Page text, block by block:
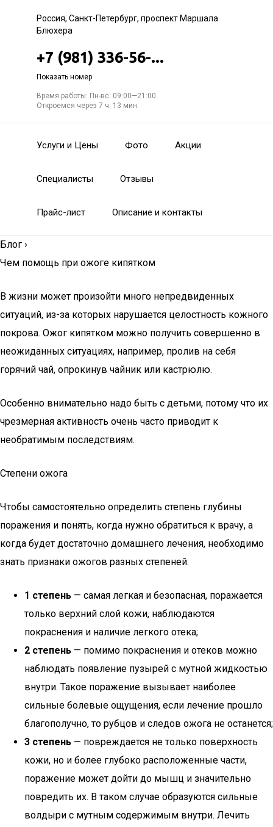
Россия, Санкт-Петербург, проспект Маршала
Блюхера
+7 (981) 336-56-...
Показать номер
Время работы: Пн-вс: 09:00—21:00
Откроемся через 7 ч. 13 мин.
Услуги и Цены Фото Акции
Специалисты Отзывы
Прайс-лист Описание и контакты
Блог ›
Чем помощь при ожоге кипятком
В жизни может произойти много непредвиденных
ситуаций, из-за которых нарушается целостность кожного
покрова. Ожог кипятком можно получить совершенно в
неожиданных ситуациях, например, пролив на себя
горячий чай, опрокинув чайник или кастрюлю.
Особенно внимательно надо быть с детьми, потому что их
чрезмерная активность очень часто приводит к
необратимым последствиям.
Степени ожога
Чтобы самостоятельно определить степень глубины
поражения и понять, когда нужно обратиться к врачу, а
когда будет достаточно домашнего лечения, необходимо
знать признаки ожогов разных степеней:
1 степень — самая легкая и безопасная, поражается
только верхний слой кожи, наблюдаются
покраснения и наличие легкого отека;
2 степень — помимо покраснения и отеков можно
наблюдать появление пузырей с мутной жидкостью
внутри. Такое поражение вызывает наиболее
сильные болевые ощущения, если лечение прошло
благополучно, то рубцов и следов ожога не останется;
3 степень — повреждается не только поверхность
кожи, но и более глубоко расположенные части,
поражение может дойти до мышц и значительно
повредить их. В таком случае образуются сильные
волдыри с мутным содержимым внутри. Лечить